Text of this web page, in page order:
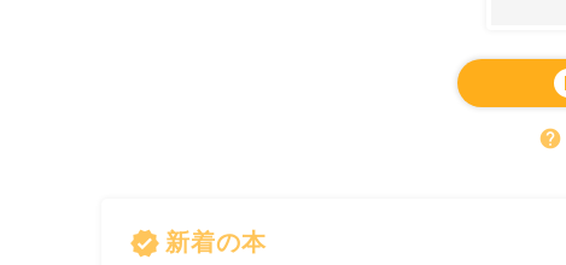
help
verified 新着の本